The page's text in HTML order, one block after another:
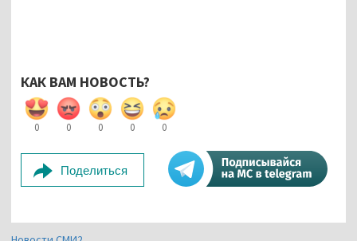
КАК ВАМ НОВОСТЬ?
0 0 0 0 0
Поделиться